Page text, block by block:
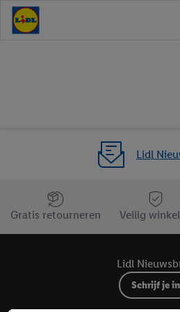
Lidl
Jouw voordelen bij ons als Lidl
Gratis retourneren
Veilig
Lidl
Schrijf je in